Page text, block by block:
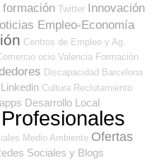
Twitter Innovación
Empleo-Economía
Centros de Empleo y Ag.
ocio Valencia Formación
Discapacidad Barcelona
Linkedin Cultura Reclutamiento
apps Desarrollo Local
Medio Ambiente Ofertas
Sociales y Blogs